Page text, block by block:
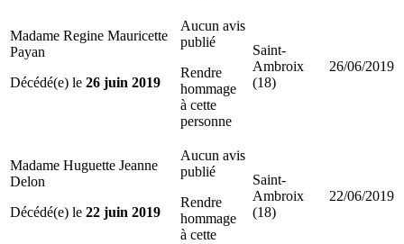
Madame Regine Mauricette
Payan
Décédé(e) le 26 juin 2019
Aucun avis
publié
Rendre
hommage
à cette
personne
Saint-
Ambroix
(18)
26/06/2019
Madame Huguette Jeanne
Delon
Décédé(e) le 22 juin 2019
Aucun avis
publié
Rendre
hommage
à cette
Saint-
Ambroix
(18)
22/06/2019